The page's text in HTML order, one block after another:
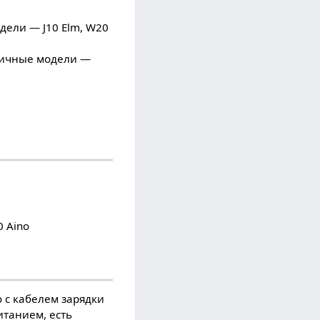
— J10 Elm, W20
модели —
Aino
кабелем зарядки
есть